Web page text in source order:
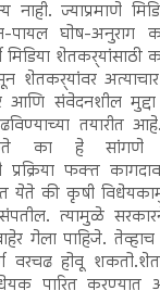
नाही. ज्याप्रमाणे
पायल घोष-अनुराग
शेतकर्‍यांसाठी
शेतकर्‍यांवर
आणि संवेदनशील
तयारीत
का हे
प्रक्रिया फक्त
येते की कृषी
संपतील. त्यामुळे
गेला पाहिजे.
वरचढ होवू